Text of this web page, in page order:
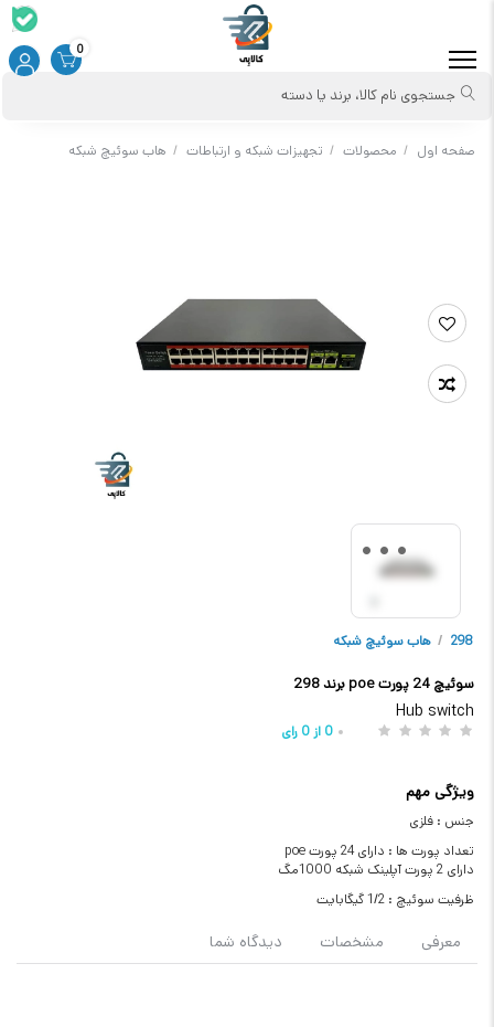
جستجوی نام کالا، برند یا دسته
0
صفحه اول / محصولات / تجهیزات شبکه و ارتباطات / هاب سوئیچ شبکه
298
/ هاب سوئیچ شبکه
سوئیچ 24 پورت poe برند 298
Hub switch
0 از0 رای
ویژگی مهم
جنس : فلزی
تعداد پورت ها : دارای 24 پورت poe
دارای 2 پورت آپلینک شبکه 1000مگ
ظرفیت سوئیچ : 1/2 گیگابایت
معرفی مشخصات دیدگاه شما